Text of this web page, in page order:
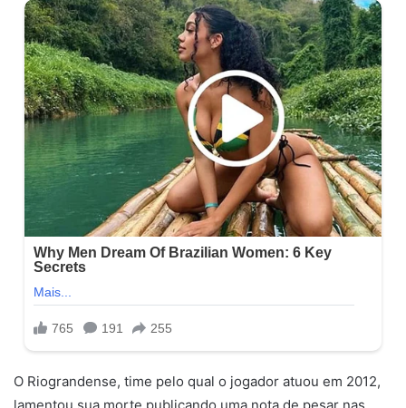
O Riograndense, time pelo qual o jogador atuou em 2012,
lamentou sua morte publicando uma nota de pesar nas